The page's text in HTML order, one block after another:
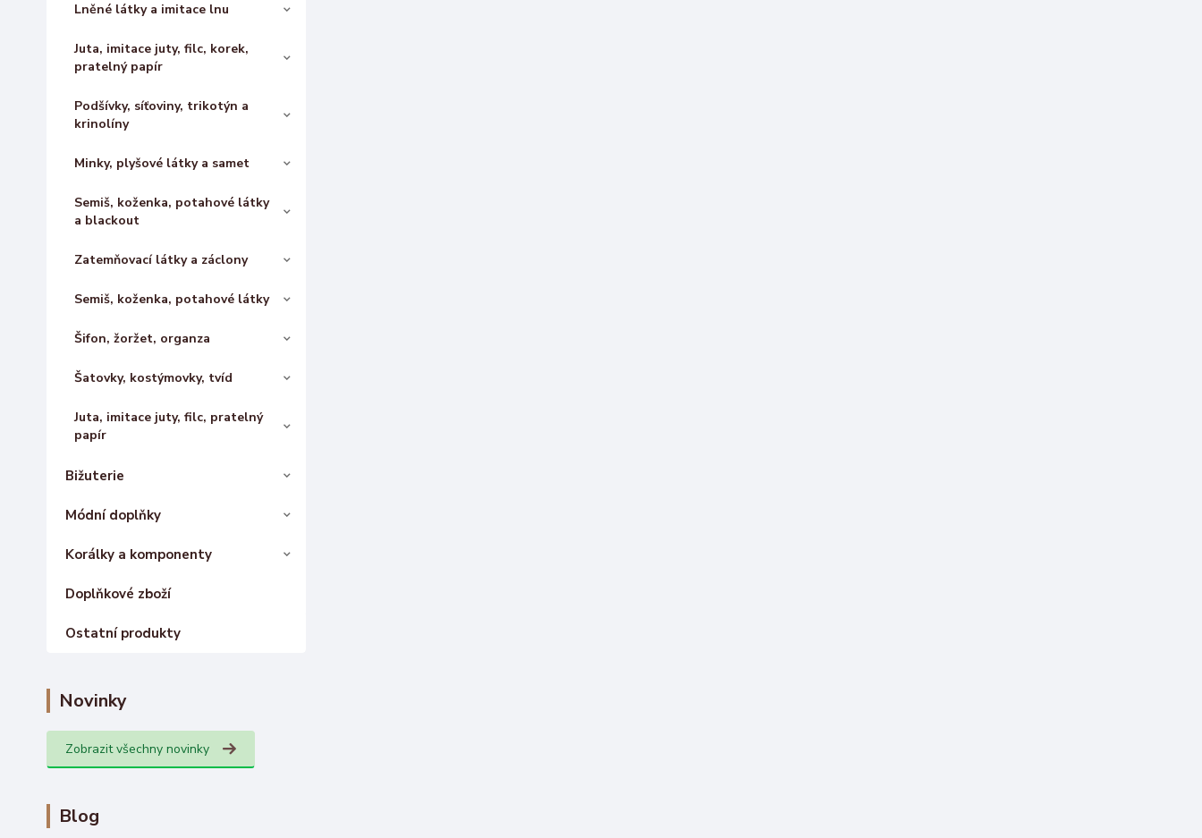
Lněné látky a imitace lnu
Juta, imitace juty, filc, korek,
pratelný papír
Podšívky, síťoviny, trikotýn a
krinolíny
Minky, plyšové látky a samet
Semiš, koženka, potahové látky
a blackout
Zatemňovací látky a záclony
Semiš, koženka, potahové látky
Šifon, žoržet, organza
Šatovky, kostýmovky, tvíd
Juta, imitace juty, filc, pratelný
papír
Bižuterie
Módní doplňky
Korálky a komponenty
Doplňkové zboží
Ostatní produkty
Novinky
Zobrazit všechny novinky
Blog